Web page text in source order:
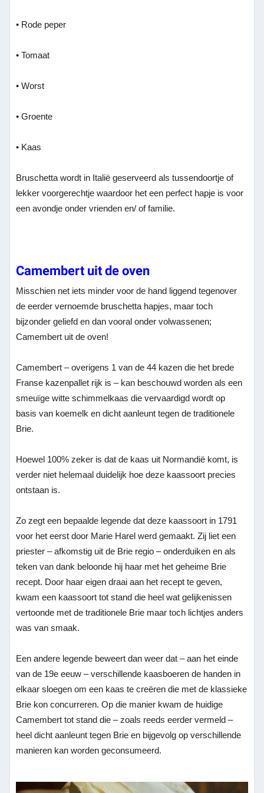
• Rode peper
• Tomaat
• Worst
• Groente
• Kaas
Bruschetta wordt in Italië geserveerd als tussendoortjeof
lekker voorgerechtje waardoor het een perfect hapje is voor
een avondje onder vrienden en/ of familie.
Camembert uit de oven
Misschien net iets minder voor de hand liggend tegenover
de eerder vernoemde bruschetta hapjes, maar toch
bijzonder geliefd en dan vooral onder volwassenen;
Camembert uit de oven!
Camembert – overigens 1 van de 44 kazen die het brede
Franse kazenpallet rijk is – kan beschouwd worden als een
smeuïge witte schimmelkaas die vervaardigd wordt op
basis van koemelk en dicht aanleunt tegen de traditionele
Brie.
Hoewel 100% zeker is dat de kaas uit Normandië komt, is
verder niet helemaal duidelijk hoe deze kaassoort precies
ontstaan is.
Zo zegt een bepaalde legende dat deze kaassoort in 1791
voor het eerst door Marie Harel werd gemaakt. Zij liet een
priester – afkomstig uit de Brie regio – onderduiken en als
teken van dank beloonde hij haar met het geheime Brie
recept. Door haar eigen draai aan het recept te geven,
kwam een kaassoort tot stand die heel wat gelijkenissen
vertoonde met de traditionele Brie maar toch lichtjes anders
was van smaak.
Een andere legende beweert dan weer dat – aan het einde
van de 19e eeuw – verschillende kaasboeren de handen in
elkaar sloegen om een kaas te creëren die met de klassieke
Brie kon concurreren. Op die manier kwam de huidige
Camembert tot stand die – zoals reeds eerder vermeld –
heel dicht aanleunt tegen Brie en bijgevolg op verschillende
manieren kan worden geconsumeerd.